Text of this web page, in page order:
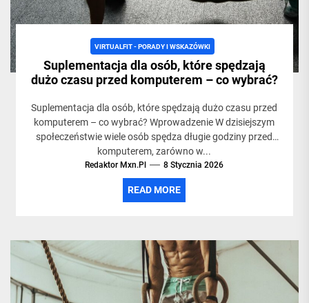
VIRTUALFIT - PORADY I WSKAZÓWKI
Suplementacja dla osób, które spędzają
dużo czasu przed komputerem – co wybrać?
Suplementacja dla osób, które spędzają dużo czasu przed
komputerem – co wybrać? Wprowadzenie W dzisiejszym
społeczeństwie wiele osób spędza długie godziny przed
komputerem, zarówno w...
Redaktor Mxn.pl 8 Stycznia 2026
READ MORE